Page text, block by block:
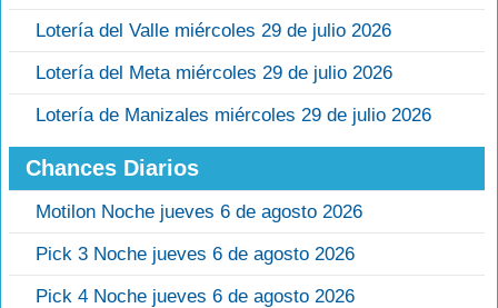
Lotería del Valle miércoles 29 de julio 2026
Lotería del Meta miércoles 29 de julio 2026
Lotería de Manizales miércoles 29 de julio 2026
Chances Diarios
Motilon Noche jueves 6 de agosto 2026
Pick 3 Noche jueves 6 de agosto 2026
Pick 4 Noche jueves 6 de agosto 2026